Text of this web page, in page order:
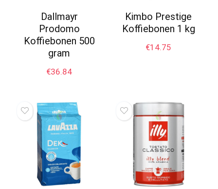
Dallmayr
Prodomo
Koffiebonen 500
gram
€36.84
Kimbo Prestige
Koffiebonen 1 kg
€14.75